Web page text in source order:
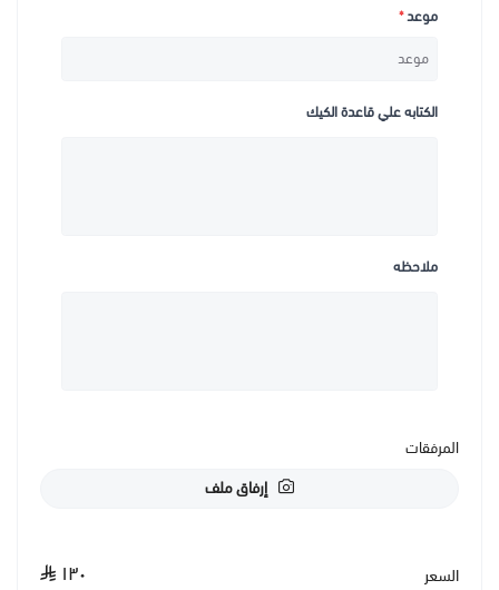
موعد*
الكتابه علي قاعدة الكيك
ملاحظه
المرفقات
إرفاق ملف
السعر ١٣٠